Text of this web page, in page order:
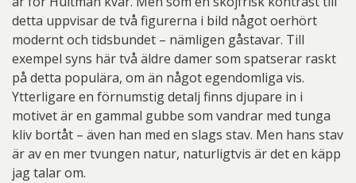
detta uppvisar de två figurerna i bild något oerhört
modernt och tidsbundet – nämligen gåstavar. Till
exempel syns här två äldre damer som spatserar raskt
på detta populära, om än något egendomliga vis.
Ytterligare en förnumstig detalj finns djupare in i
motivet är en gammal gubbe som vandrar med tunga
kliv bortåt – även han med en slags stav. Men hans stav
är av en mer tvungen natur, naturligtvis är det en käpp
jag talar om.